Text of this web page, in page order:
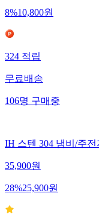
8%10,800원
324 적립
무료배송
106명 구매중
IH 스텐 304 냄비/주
35,900원
28%25,900원